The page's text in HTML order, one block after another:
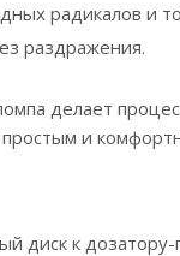
радикалов и
раздражения.
делает
и
диск к дозатору-